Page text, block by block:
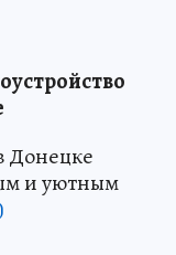
Донецке
и уютным